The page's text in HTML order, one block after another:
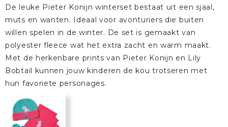
De leuke Pieter Konijn winterset bestaat uit een sjaal,
muts en wanten. Ideaal voor avonturiers die buiten
willen spelen in de winter. De set is gemaakt van
polyester fleece wat het extra zacht en warm maakt.
Met de herkenbare prints van Pieter Konijn en Lily
Bobtail kunnen jouw kinderen de kou trotseren met
hun favoriete personages.